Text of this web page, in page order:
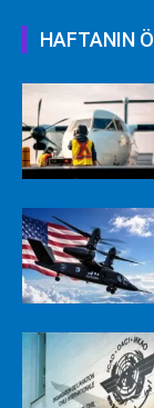
HAFTANIN